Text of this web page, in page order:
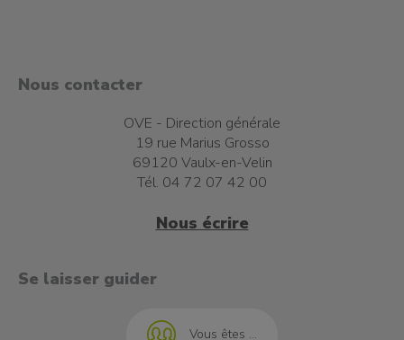
Nous contacter
OVE - Direction générale
19 rue Marius Grosso
69120 Vaulx-en-Velin
Tél. 04 72 07 42 00
Nous écrire
Se laisser guider
Vous êtes ...